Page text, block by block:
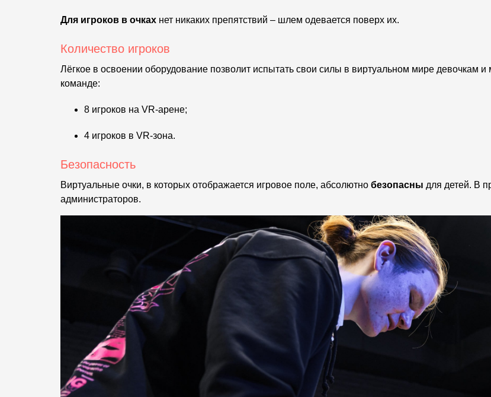
Для игроков в очках нет никаких препятствий – шлем одевается поверх их.
Количество игроков
Лёгкое в освоении оборудование позволит испытать свои силы в виртуальном мире девочкам и
команде:
8 игроков на VR-арене;
4 игроков в VR-зона.
Безопасность
Виртуальные очки, в которых отображается игровое поле, абсолютно безопасны для детей. В
администраторов.